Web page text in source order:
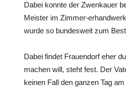
Dabei konnte der Zwenkauer
Meister im Zimmer-
wurde so bundesweit zum
Dabei findet Frauendorf eher
machen will, steht fest. Der
keinen Fall den ganzen Tag